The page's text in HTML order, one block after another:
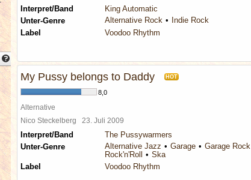
Interpret/Band
King Automatic
Unter-Genre
Alternative Rock
Indie Rock
Label
Voodoo Rhythm
My Pussy belongs to Daddy HOT
8,0
Alternative
Nico Steckelberg 23. Juli 2009
Interpret/Band
The Pussywarmers
Unter-Genre
Alternative Jazz Garage Garage Rock
Rock'n'Roll
Ska
Label
Voodoo Rhythm